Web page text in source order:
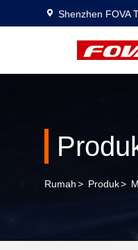
Shenzhen FOVA
Rumah> Produk>